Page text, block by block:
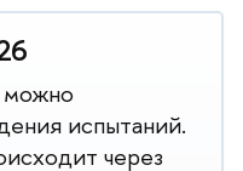
можно
испытаний.
через